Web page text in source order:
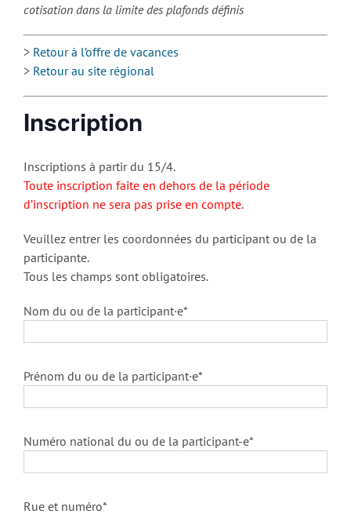
cotisation dans la limite des plafonds définis
> Retour à l’offre de vacances
> Retour au site régional
Inscription
Inscriptions à partir du 15/4.
Toute inscription faite en dehors de la période
d’inscription ne sera pas prise en compte.
Veuillez entrer les coordonnées du participant ou de la
participante.
Tous les champs sont obligatoires.
Nom du ou de la participant·e*
Prénom du ou de la participant·e*
Numéro national du ou de la participant-e*
Rue et numéro*